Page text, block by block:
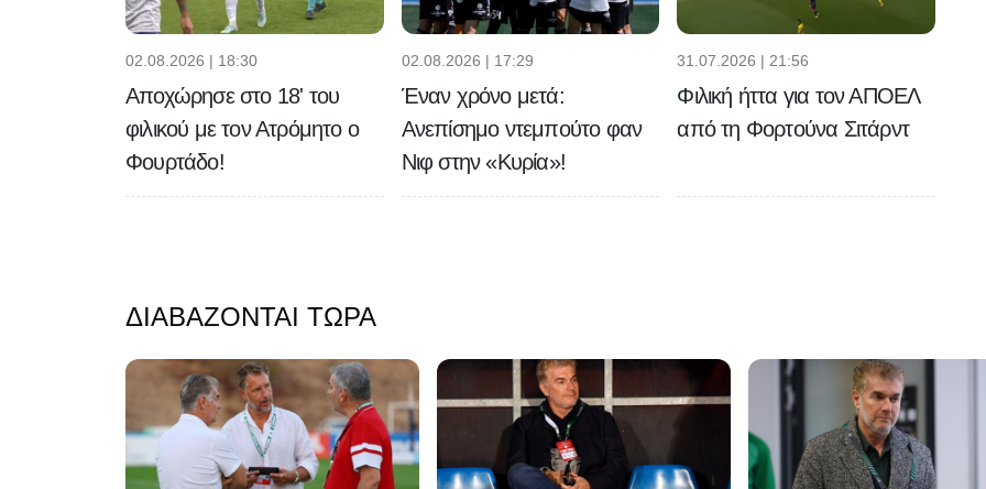
02.08.2026 | 18:30
Αποχώρησε στο 18' του
φιλικού με τον Ατρόμητο ο
Φουρτάδο!
02.08.2026 | 17:29
Έναν χρόνο μετά:
Ανεπίσημο ντεμπούτο φαν
Νιφ στην «Κυρία»!
31.07.2026 | 21:56
Φιλική ήττα για τον ΑΠΟΕΛ
από τη Φορτούνα Σιτάρντ
ΔΙΑΒΆΖΟΝΤΑΙ ΤΏΡΑ